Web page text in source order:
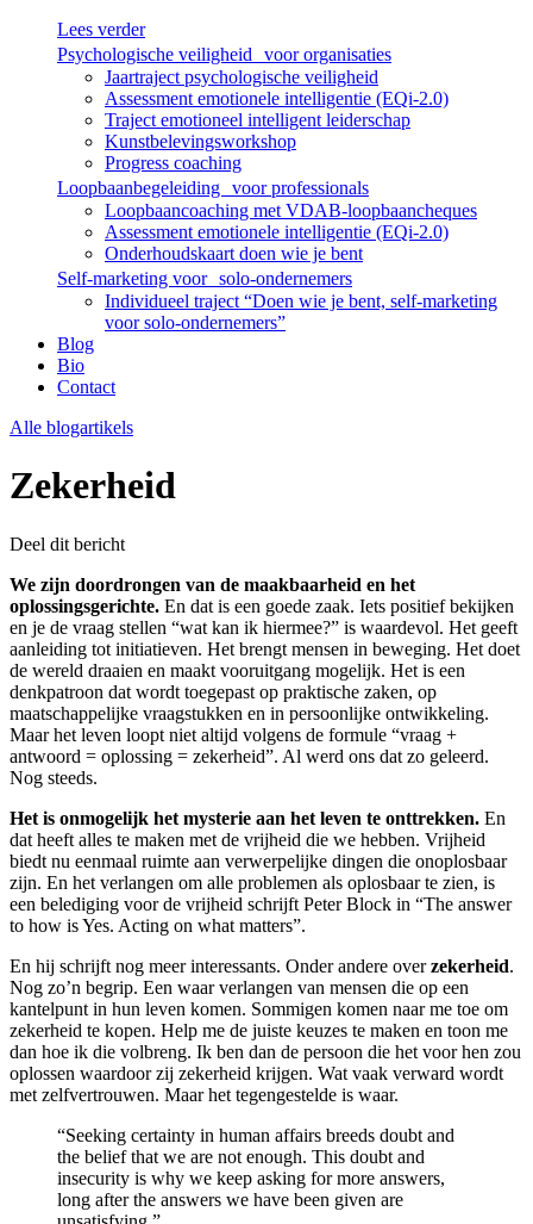
Lees verder
Psychologische veiligheid voor organisaties
Jaartraject psychologische veiligheid
Assessment emotionele intelligentie (EQi-2.0)
Traject emotioneel intelligent leiderschap
Kunstbelevingsworkshop
Progress coaching
Loopbaanbegeleiding voor professionals
Loopbaancoaching met VDAB-loopbaancheques
Assessment emotionele intelligentie (EQi-2.0)
Onderhoudskaart doen wie je bent
Self-marketing voor solo-ondernemers
Individueel traject “Doen wie je bent, self-marketing
voor solo-ondernemers”
Blog
Bio
Contact
Alle blogartikels
Zekerheid
Deel dit bericht
We zijn doordrongen van de maakbaarheid en het
oplossingsgerichte. En dat is een goede zaak. Iets positief bekijken
en je de vraag stellen “wat kan ik hiermee?” is waardevol. Het geeft
aanleiding tot initiatieven. Het brengt mensen in beweging. Het doet
de wereld draaien en maakt vooruitgang mogelijk. Het is een
denkpatroon dat wordt toegepast op praktische zaken, op
maatschappelijke vraagstukken en in persoonlijke ontwikkeling.
Maar het leven loopt niet altijd volgens de formule “vraag +
antwoord = oplossing = zekerheid”. Al werd ons dat zo geleerd.
Nog steeds.
Het is onmogelijk het mysterie aan het leven te onttrekken. En
dat heeft alles te maken met de vrijheid die we hebben. Vrijheid
biedt nu eenmaal ruimte aan verwerpelijke dingen die onoplosbaar
zijn. En het verlangen om alle problemen als oplosbaar te zien, is
een belediging voor de vrijheid schrijft Peter Block in “The answer
to how is Yes. Acting on what matters”.
En hij schrijft nog meer interessants. Onder andere overzekerheid.
Nog zo’n begrip. Een waar verlangen van mensen die op een
kantelpunt in hun leven komen. Sommigen komen naar me toe om
zekerheid te kopen. Help me de juiste keuzes te maken en toon me
dan hoe ik die volbreng. Ik ben dan de persoon die het voor hen zou
oplossen waardoor zij zekerheid krijgen. Wat vaak verward wordt
met zelfvertrouwen. Maar het tegengestelde is waar.
“Seeking certainty in human affairs breeds doubt and
the belief that we are not enough. This doubt and
insecurity is why we keep asking for more answers,
long after the answers we have been given are